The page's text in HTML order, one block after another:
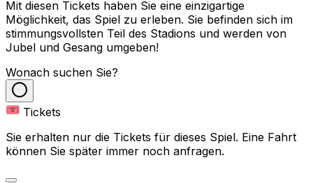
Mit diesen Tickets haben Sie eine einzigartige
Möglichkeit, das Spiel zu erleben. Sie befinden sich im
stimmungsvollsten Teil des Stadions und werden von
Jubel und Gesang umgeben!
Wonach suchen Sie?
Tickets
Sie erhalten nur die Tickets für dieses Spiel. Eine Fahrt
können Sie später immer noch anfragen.